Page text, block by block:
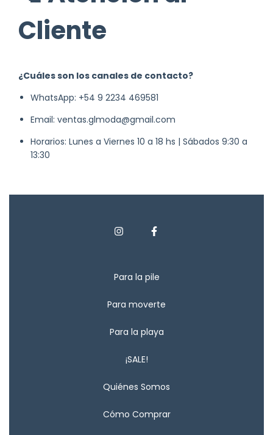
Cliente
¿Cuáles son los canales de contacto?
WhatsApp: +54 9 2234 469581
Email: ventas.glmoda@gmail.com
Horarios: Lunes a Viernes 10 a 18 hs | Sábados 9:30 a
13:30
Para la pile
Para moverte
Para la playa
¡SALE!
Quiénes Somos
Cómo Comprar